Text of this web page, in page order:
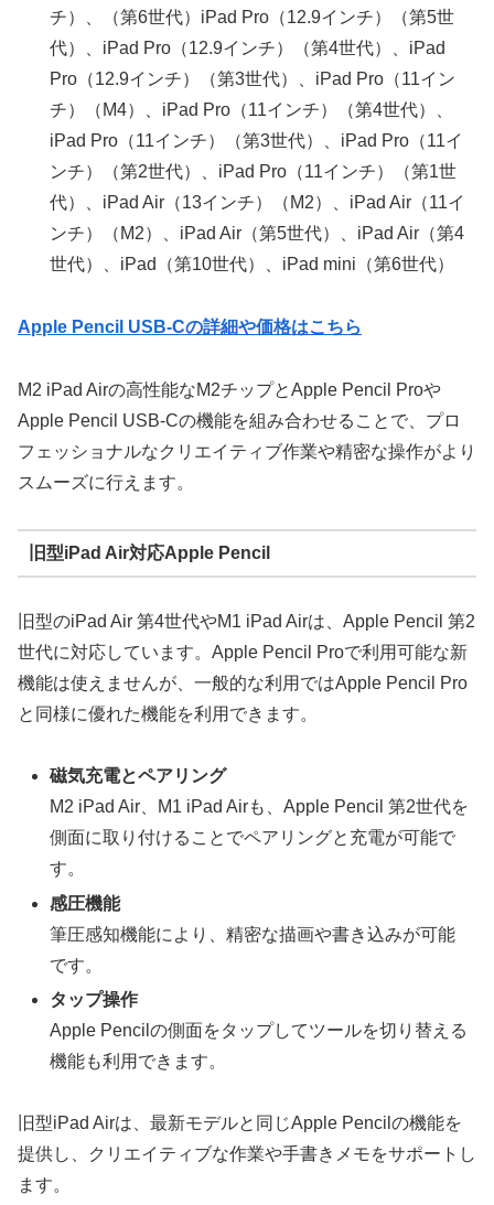
チ）、（第6世代）iPad Pro（12.9インチ）（第5世
代）、iPad Pro（12.9インチ）（第4世代）、iPad
Pro（12.9インチ）（第3世代）、iPad Pro（11イン
チ）（M4）、iPad Pro（11インチ）（第4世代）、
iPad Pro（11インチ）（第3世代）、iPad Pro（11イ
ンチ）（第2世代）、iPad Pro（11インチ）（第1世
代）、iPad Air（13インチ）（M2）、iPad Air（11イ
ンチ）（M2）、iPad Air（第5世代）、iPad Air（第4
世代）、iPad（第10世代）、iPad mini（第6世代）
Apple Pencil USB-Cの詳細や価格はこちら
M2 iPad Airの高性能なM2チップとApple Pencil Proや
Apple Pencil USB-Cの機能を組み合わせることで、プロ
フェッショナルなクリエイティブ作業や精密な操作がより
スムーズに行えます。
旧型iPad Air対応Apple Pencil
旧型のiPad Air 第4世代やM1 iPad Airは、Apple Pencil 第2
世代に対応しています。Apple Pencil Proで利用可能な新
機能は使えませんが、一般的な利用ではApple Pencil Pro
と同様に優れた機能を利用できます。
磁気充電とペアリング
M2 iPad Air、M1 iPad Airも、Apple Pencil 第2世代を
側面に取り付けることでペアリングと充電が可能で
す。
感圧機能
筆圧感知機能により、精密な描画や書き込みが可能
です。
タップ操作
Apple Pencilの側面をタップしてツールを切り替える
機能も利用できます。
旧型iPad Airは、最新モデルと同じApple Pencilの機能を
提供し、クリエイティブな作業や手書きメモをサポートし
ます。